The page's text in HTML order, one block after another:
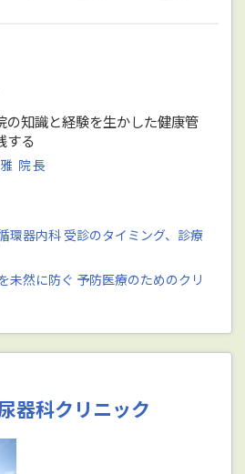
の知識と経験を生かした健康管
する
院長
環器内科 受診のタイミング、診療
未然に防ぐ 予防医療のためのクリ
器科クリニック